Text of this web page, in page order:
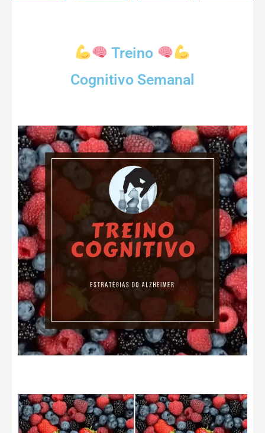
Treino
Cognitivo Semanal